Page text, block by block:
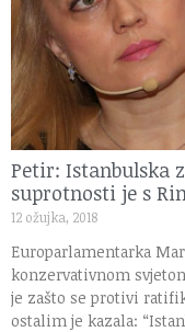
Petir: Istanbulska
suprotnosti je s
12 ožujka, 2018
Europarlamentarka
konzervativnom
je zašto se protivi
ostalim je kazala: